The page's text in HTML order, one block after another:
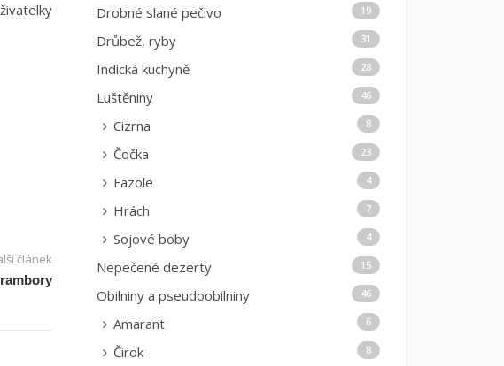
článek
Drobné slané pečivo 19
Drůbež, ryby 31
Indická kuchyně 28
Luštěniny 46
Cizrna 8
Čočka 23
Fazole 4
Hrách 7
Sojové boby 4
Nepečené dezerty 15
Obilniny a pseudoobilniny 46
Amarant 6
Čirok 8